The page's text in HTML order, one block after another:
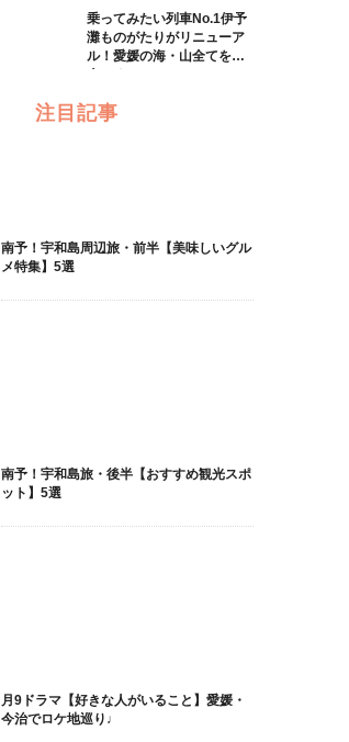
乗ってみたい列車No.1伊予
灘ものがたりがリニューア
ル！愛媛の海・山全てを一
注目記事
南予！宇和島周辺旅・前半【美味しいグル
メ特集】5選
南予！宇和島旅・後半【おすすめ観光スポ
ット】5選
月9ドラマ【好きな人がいること】愛媛・
今治でロケ地巡り♩